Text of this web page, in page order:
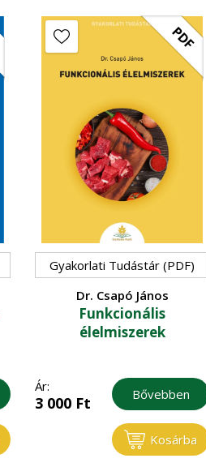
PDF
Gyakorlati Tudástár (PDF)
Dr. Csapó János
Funkcionális
élelmiszerek
Ár:
3 000 Ft Bővebben
Kosárba